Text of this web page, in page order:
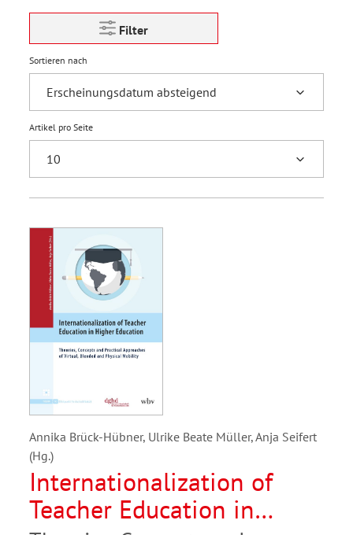
Filter
Sortieren nach
Artikel pro Seite
Annika Brück-Hübner, Ulrike Beate Müller, Anja Seifert
(Hg.)
Internationalization of
Teacher Education in